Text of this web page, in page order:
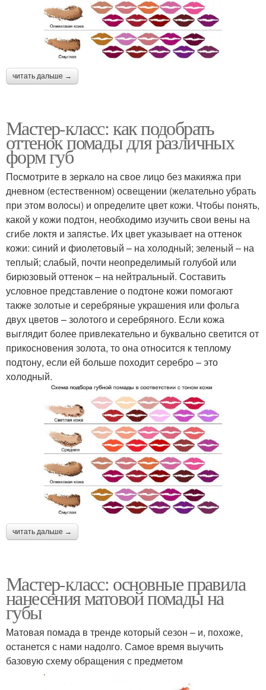
читать дальше →
Мастер-класс: как подобрать
оттенок помады для различных
форм губ
Посмотрите в зеркало на свое лицо без макияжа при
дневном (естественном) освещении (желательно убрать
при этом волосы) и определите цвет кожи. Чтобы понять,
какой у кожи подтон, необходимо изучить свои вены на
сгибе локтя и запястье. Их цвет указывает на оттенок
кожи: синий и фиолетовый – на холодный; зеленый – на
теплый; слабый, почти неопределимый голубой или
бирюзовый оттенок – на нейтральный. Составить
условное представление о подтоне кожи помогают
также золотые и серебряные украшения или фольга
двух цветов – золотого и серебряного. Если кожа
выглядит более привлекательно и буквально светится от
прикосновения золота, то она относится к теплому
подтону, если ей больше походит серебро – это
холодный.
читать дальше →
Мастер-класс: основные правила
нанесения матовой помады на
губы
Матовая помада в тренде который сезон – и, похоже,
останется с нами надолго. Самое время выучить
базовую схему обращения с предметом